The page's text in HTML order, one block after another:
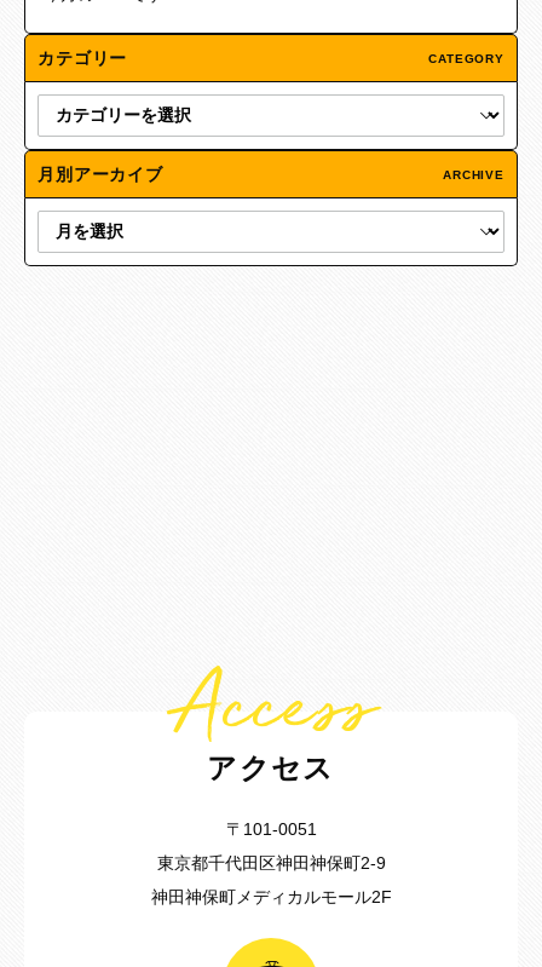
カテゴリー CATEGORY
月別アーカイブ ARCHIVE
Access
アクセス
〒101-0051
東京都千代田区神田神保町2-9
神田神保町メディカルモール2F